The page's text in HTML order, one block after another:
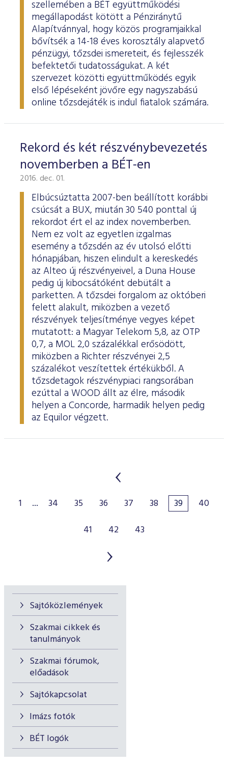
Sajtóközlemények
Szakmai cikkek és
tanulmányok
Szakmai fórumok,
előadások
Sajtókapcsolat
Imázs fotók
BÉT logók
szellemében a BÉT együttműködési
megállapodást kötött a Pénziránytű
Alapítvánnyal, hogy közös programjaikkal
bővítsék a 14-18 éves korosztály alapvető
pénzügyi, tőzsdei ismereteit, és fejlesszék
befektetői tudatosságukat. A két
szervezet közötti együttműködés egyik
első lépéseként jövőre egy nagyszabású
online tőzsdejáték is indul fiatalok számára.
Rekord és két részvénybevezetés
novemberben a BÉT-en
2016. dec. 01.
Elbúcsúztatta 2007-ben beállított korábbi
csúcsát a BUX, miután 30 540 ponttal új
rekordot ért el az index novemberben.
Nem ez volt az egyetlen izgalmas
esemény a tőzsdén az év utolsó előtti
hónapjában, hiszen elindult a kereskedés
az Alteo új részvényeivel, a Duna House
pedig új kibocsátóként debütált a
parketten. A tőzsdei forgalom az októberi
felett alakult, miközben a vezető
részvények teljesítménye vegyes képet
mutatott: a Magyar Telekom 5,8, az OTP
0,7, a MOL 2,0 százalékkal erősödött,
miközben a Richter részvényei 2,5
százalékot veszítettek értékükből. A
tőzsdetagok részvénypiaci rangsorában
ezúttal a WOOD állt az élre, második
helyen a Concorde, harmadik helyen pedig
az Equilor végzett.
1 ... 34 35 36 37 38 39
40
41
42 43